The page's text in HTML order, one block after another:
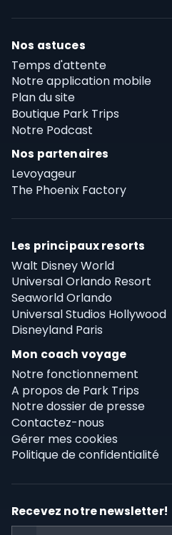
Nos astuces
Temps d'attente
Notre application mobile
Plan du site
Boutique Park Trips
Notre Podcast
Nos partenaires
Levoyageur
The Phoenix Factory
Les principaux resorts
Walt Disney World
Universal Orlando Resort
Seaworld Orlando
Universal Studios Hollywood
Disneyland Paris
Mon coach voyage
Notre fonctionnement
A propos de Park Trips
Notre dossier de presse
Contactez-nous
Gérer mes cookies
Politique de confidentialité
Recevez notre newsletter!